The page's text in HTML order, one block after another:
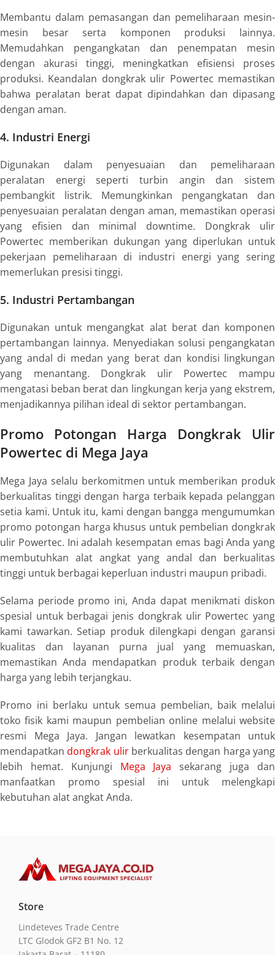
Membantu dalam pemasangan dan pemeliharaan mesin-
mesin besar serta komponen produksi lainnya.
Memudahkan pengangkatan dan penempatan mesin
dengan akurasi tinggi, meningkatkan efisiensi proses
produksi. Keandalan dongkrak ulir Powertec memastikan
bahwa peralatan berat dapat dipindahkan dan dipasang
dengan aman.
4. Industri Energi
Digunakan dalam penyesuaian dan pemeliharaan
peralatan energi seperti turbin angin dan sistem
pembangkit listrik. Memungkinkan pengangkatan dan
penyesuaian peralatan dengan aman, memastikan operasi
yang efisien dan minimal downtime. Dongkrak ulir
Powertec memberikan dukungan yang diperlukan untuk
pekerjaan pemeliharaan di industri energi yang sering
memerlukan presisi tinggi.
5. Industri Pertambangan
Digunakan untuk mengangkat alat berat dan komponen
pertambangan lainnya. Menyediakan solusi pengangkatan
yang andal di medan yang berat dan kondisi lingkungan
yang menantang. Dongkrak ulir Powertec mampu
mengatasi beban berat dan lingkungan kerja yang ekstrem,
menjadikannya pilihan ideal di sektor pertambangan.
Promo Potongan Harga Dongkrak Ulir
Powertec di Mega Jaya
Mega Jaya selalu berkomitmen untuk memberikan produk
berkualitas tinggi dengan harga terbaik kepada pelanggan
setia kami. Untuk itu, kami dengan bangga mengumumkan
promo potongan harga khusus untuk pembelian dongkrak
ulir Powertec. Ini adalah kesempatan emas bagi Anda yang
membutuhkan alat angkat yang andal dan berkualitas
tinggi untuk berbagai keperluan industri maupun pribadi.
Selama periode promo ini, Anda dapat menikmati diskon
spesial untuk berbagai jenis dongkrak ulir Powertec yang
kami tawarkan. Setiap produk dilengkapi dengan garansi
kualitas dan layanan purna jual yang memuaskan,
memastikan Anda mendapatkan produk terbaik dengan
harga yang lebih terjangkau.
Promo ini berlaku untuk semua pembelian, baik melalui
toko fisik kami maupun pembelian online melalui website
resmi Mega Jaya. Jangan lewatkan kesempatan untuk
mendapatkandongkrak ulirberkualitas dengan harga yang
lebih hemat. Kunjungi Mega Jaya sekarang juga dan
manfaatkan promo spesial ini untuk melengkapi
kebutuhan alat angkat Anda.
Store
Lindeteves Trade Centre
LTC Glodok GF2 B1 No. 12